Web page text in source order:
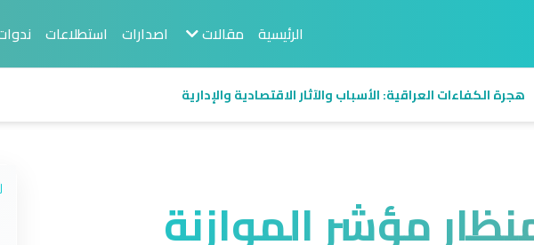
الرئيسية مقالات اصدارات استطلاعات
هجرة الكفاءات العراقية: الأسباب والآثار الاقتصادية والإدارية
مؤشر الموازنة